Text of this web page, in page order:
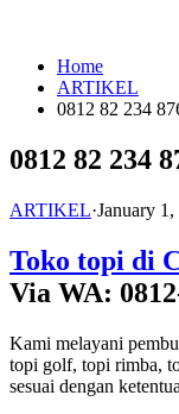
Home
ARTIKEL
0812 82 234
0812 82 234
ARTIKEL·January
Toko topi di
Via WA:
Kami melayani
topi golf, topi rimba,
sesuai dengan